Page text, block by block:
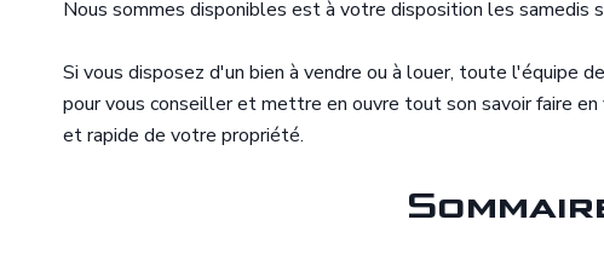
Nous sommes disponibles est à votre disposition les samedis
Si vous disposez d'un bien à vendre ou à louer, toute l'équipe
pour vous conseiller et mettre en ouvre tout son savoir faire
et rapide de votre propriété.